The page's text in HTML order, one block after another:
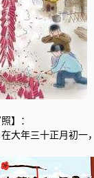
】：
大年三十正月初一